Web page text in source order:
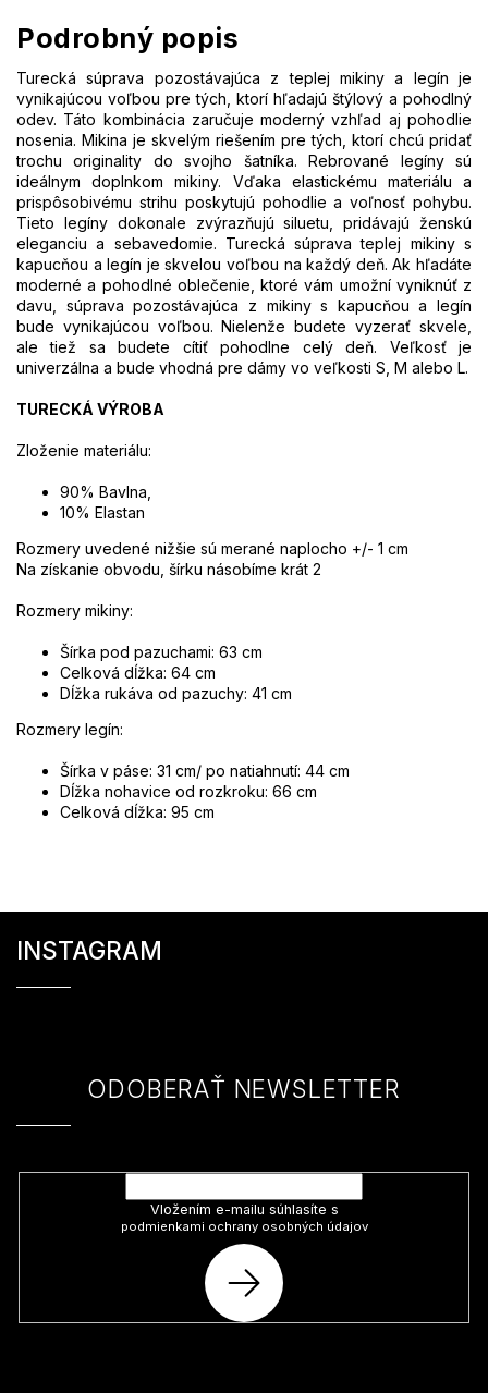
Podrobný popis
Turecká súprava pozostávajúca z teplej mikiny a legín je
vynikajúcou voľbou pre tých, ktorí hľadajú štýlový a pohodlný
odev. Táto kombinácia zaručuje moderný vzhľad aj pohodlie
nosenia. Mikina je skvelým riešením pre tých, ktorí chcú pridať
trochu originality do svojho šatníka. Rebrované legíny sú
ideálnym doplnkom mikiny. Vďaka elastickému materiálu a
prispôsobivému strihu poskytujú pohodlie a voľnosť pohybu.
Tieto legíny dokonale zvýrazňujú siluetu, pridávajú ženskú
eleganciu a sebavedomie. Turecká súprava teplej mikiny s
kapucňou a legín je skvelou voľbou na každý deň. Ak hľadáte
moderné a pohodlné oblečenie, ktoré vám umožní vyniknúť z
davu, súprava pozostávajúca z mikiny s kapucňou a legín
bude vynikajúcou voľbou. Nielenže budete vyzerať skvele,
ale tiež sa budete cítiť pohodlne celý deň. Veľkosť je
univerzálna a bude vhodná pre dámy vo veľkosti S, M alebo L.
TURECKÁ VÝROBA
Zloženie materiálu:
90% Bavlna,
10% Elastan
Rozmery uvedené nižšie sú merané naplocho +/- 1 cm
Na získanie obvodu, šírku násobíme krát 2
Rozmery mikiny:
Šírka pod pazuchami: 63 cm
Celková dĺžka: 64 cm
Dĺžka rukáva od pazuchy: 41 cm
Rozmery legín:
Šírka v páse: 31 cm/ po natiahnutí: 44 cm
Dĺžka nohavice od rozkroku: 66 cm
Celková dĺžka: 95 cm
INSTAGRAM
ODOBERAŤ NEWSLETTER
Vložením e-mailu súhlasíte s
podmienkami ochrany osobných údajov
PRIHLÁSIŤ
SA